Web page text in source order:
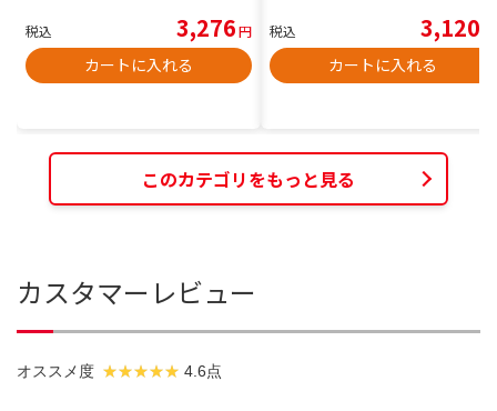
税込 3,276円
カートに入れる
税込 3,120
カートに入れる
このカテゴリをもっと見る
カスタマーレビュー
オススメ度 4.6点